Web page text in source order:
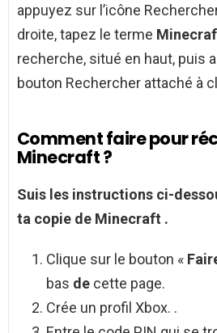
appuyez sur l’icône
droite, tapez le terme
recherche, situé en haut, puis
bouton Rechercher attaché à
Comment faire pour
Minecraft ?
Suis les instructions ci-
ta copie de Minecraft .
Clique sur le bouton «
bas de cette page.
Crée un profil Xbox. .